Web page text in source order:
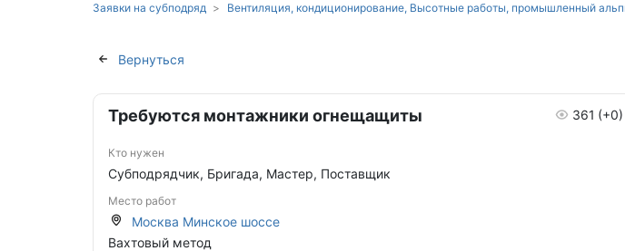
Заявки на субподряд Вентиляция, кондиционирование, Высотные работы, промышленный альпинизм, Гидроизоляционные работы, Кровельные работы, Монтажные работы, Монтаж трубопроводов,
Вернуться
Требуются монтажники огнещащиты 361 (+0)
Кто нужен
Субподрядчик, Бригада, Мастер, Поставщик
Место работ
Москва Минское шоссе
Вахтовый метод